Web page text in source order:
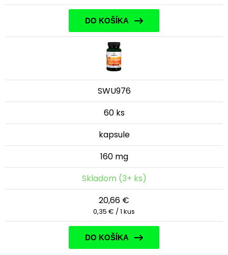
DO KOŠÍKA
SWU976
60 ks
kapsule
160 mg
Skladom (3+ ks)
20,66 €
0,35 € / 1 kus
DO KOŠÍKA